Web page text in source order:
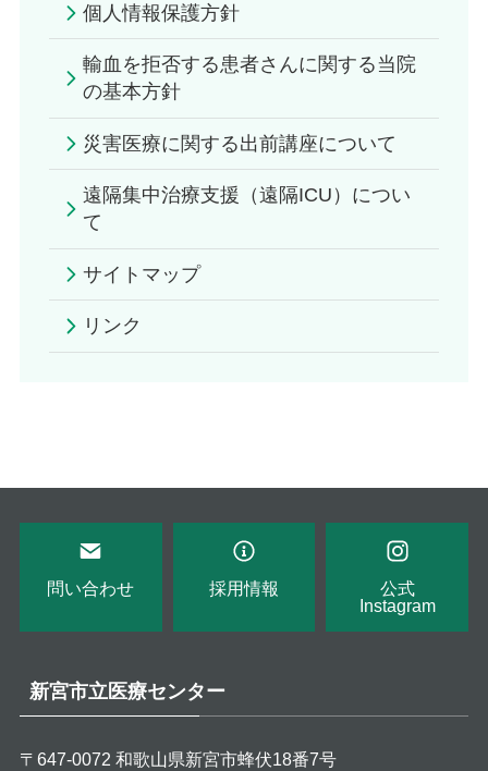
個人情報保護方針
輸血を拒否する患者さんに関する当院
の基本方針
災害医療に関する出前講座について
遠隔集中治療支援（遠隔ICU）につい
て
サイトマップ
リンク
問い合わせ 採用情報
公式
Instagram
新宮市立医療センター
〒647-0072 和歌山県新宮市蜂伏18番7号